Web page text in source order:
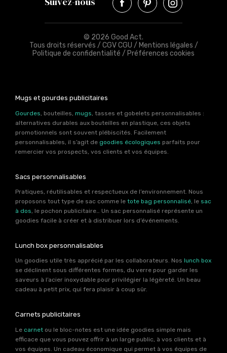
© 2026 Good Act.
Tous droits réservés / CGV CGU / Mentions légales /
Politique de confidentialité / Préférences cookies
Mugs et gourdes publicitaires
Gourdes , bouteilles, mugs , tasses et gobelets personnalisables :
alternatives durables aux bouteilles en plastique, ces objets
promotionnels sont souvent plébiscités. Facilement
personnalisables, il s’agit de goodies écologiques parfaits pour
remercier vos prospects, vos clients et vos équipes.
Sacs personnalisables
Pratiques, réutilisables et respectueux de l’environnement. Nous
proposons tout type de sac comme le tote bag personnalisé, le sac
à dos, le pochon publicitaire… Un sac personnalisé représente un
goodies facile à créer et à distribuer lors d’événements.
Lunch box personnalisables
Un goodies utile très apprécié par les collaborateurs. Nos lunch box
se déclinent sous différentes formes, du verre pour garder les
saveurs à l’acier inoxydable pour privilégier la légèreté. Un beau
cadeau à petit prix, qui fera plaisir à coup sûr.
Carnets publicitaires
Le carnet ou le bloc-notes est une idée goodies simple mais
efficace que vous pouvez offrir à un large public, à vos clients et à
vos équipes. Un cadeau économique qui permet à vos équipes de